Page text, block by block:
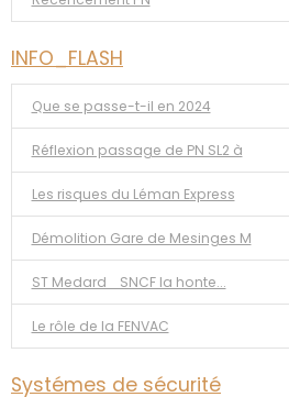
INFO_FLASH
Que se passe-t-il en 2024
Réflexion passage de PN SL2 à
Les risques du Léman Express
Démolition Gare de Mesinges M
ST Medard _SNCF la honte...
Le rôle de la FENVAC
Systémes de sécurité